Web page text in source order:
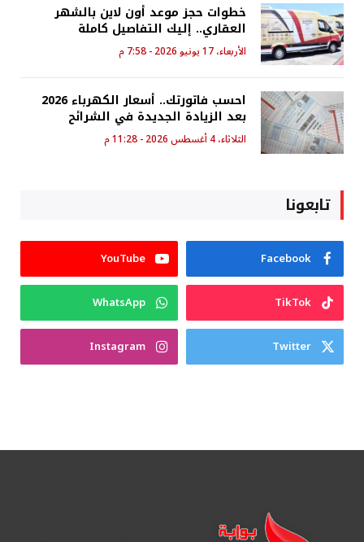
خطوات حجز موعد أون لاين بالشهر
العقاري.. إليك التفاصيل كاملة
الأربعاء، 17 يونيو 2026 - 7:58 م
احسب فاتورتك.. أسعار الكهرباء 2026
بعد الزيادة الجديدة في الشرائح
الثلاثاء، 4 أغسطس 2026 - 11:28 م
تابعونا
Facebook
YouTube
TikTok
WhatsApp
Twitter
Instagram